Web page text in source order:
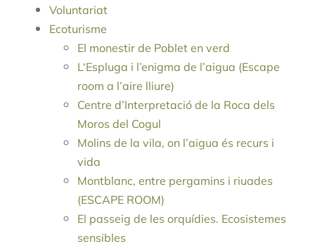
Voluntariat
Ecoturisme
El monestir de Poblet en verd
L‘Espluga i l’enigma de l’aigua (Escape
room a l’aire lliure)
Centre d’Interpretació de la Roca dels
Moros del Cogul
Molins de la vila, on l’aigua és recurs i
vida
Montblanc, entre pergamins i riuades
(ESCAPE ROOM)
El passeig de les orquídies. Ecosistemes
sensibles